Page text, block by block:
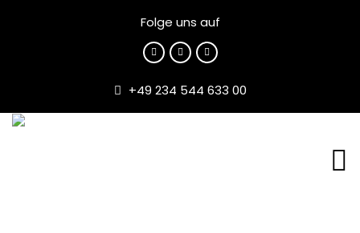
Folge uns auf
+49 234 544 633 00